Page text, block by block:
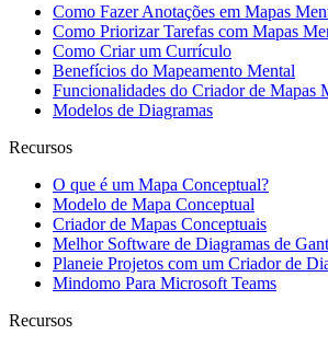
Como Fazer Anotações em Mapas
Como Priorizar Tarefas com Mapas
Como Criar um Currículo
Benefícios do Mapeamento Mental
Funcionalidades do Criador de Mapas
Modelos de Diagramas
Recursos
O que é um Mapa Conceptual?
Modelo de Mapa Conceptual
Criador de Mapas Conceptuais
Melhor Software de Diagramas de
Planeie Projetos com um Criador de
Mindomo Para Microsoft Teams
Recursos